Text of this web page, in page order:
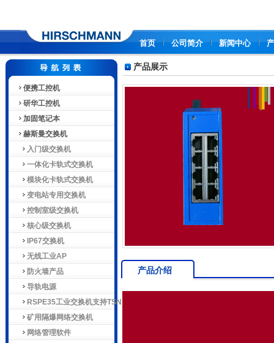
首页 公司简介 新闻中心
便携工控机
研华工控机
加固笔记本
赫斯曼交换机
入门级交换机
一体化卡轨式交换机
模块化卡轨式交换机
变电站专用交换机
控制室级交换机
核心级交换机
IP67交换机
无线工业AP
防火墙产品
导轨电源
RSPE35工业交换机支持TSN
矿用隔爆网络交换机
网络管理软件
产品展示
产品介绍